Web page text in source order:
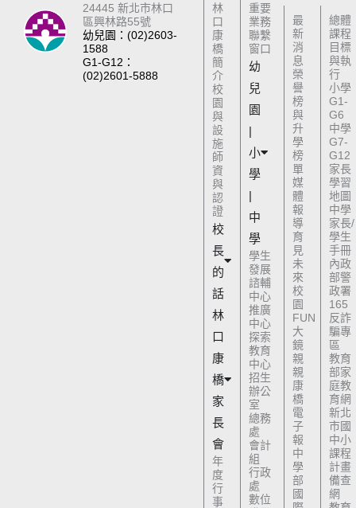
24445 新北市林口
區興林路55號
幼兒園：(02)2603-
1588
G1-G12：
(02)2601-5888
林
口
康
橋
簡
介
校
園
與
設
施
師
資
與
認
證
校
長
的
話
林
口
康
橋
家
長
會
年
度
行
事
重要
業務
聯繫
窗口
幼
兒
園
|
小
學
|
中
學
學生
發展
諮輔
中心
推廣
中心
探索
教育
中心
招生
辦公
室
總務
處
會計
組
行政
處
數位
最
新
消
息
榮
譽
榜
與
升
學
榜
單
媒
體
報
導
育
見
未
來
校
園
FUN
大
鏡
親
親
康
橋
電
子
報
中
學
部
國
總體
課程
目標
與執
行
小學
G1-
G6
中學
G7-
G12
家長
學習
地圖
中學
家長/
學生
手冊
內政
部警
政署
165
反詐
騙專
區
教育
部家
庭教
育網
新北
市國
中小
課程
計畫
備查
網